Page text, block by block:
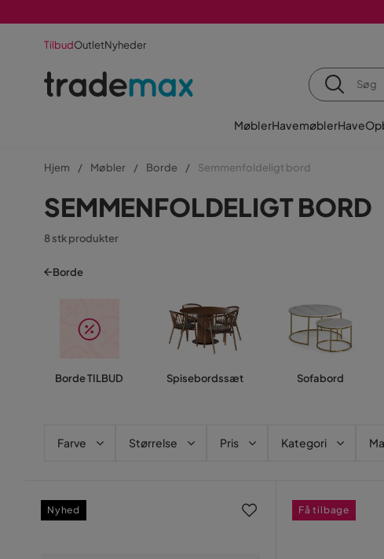
TilbudOutletNyheder
MøblerHavemøblerHave
Hjem Møbler Borde Semmenfoldeligt bord
SEMMENFOLDELIGT BORD
8 stk produkter
Borde
Borde TILBUD Spisebordssæt Sofabord
Farve Størrelse Pris Kategori
Nyhed Få tilbage